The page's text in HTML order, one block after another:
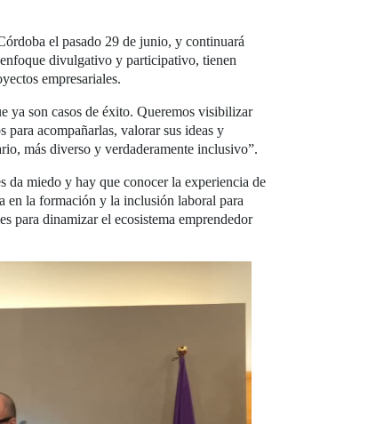
el pasado 29 de junio, y continuará
divulgativo y participativo, tienen
empresariales.
ya son casos de éxito. Queremos visibilizar
para acompañarlas, valorar sus ideas y
más diverso y verdaderamente inclusivo”.
da miedo y hay que conocer la experiencia de
en la formación y la inclusión laboral para
para dinamizar el ecosistema emprendedor